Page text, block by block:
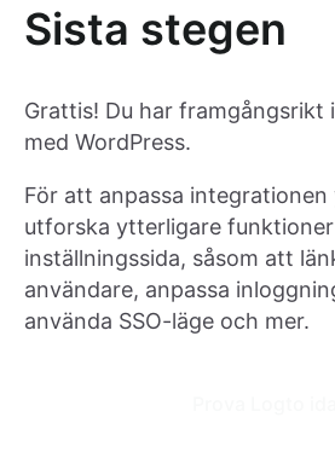
Sista stegen
Grattis! Du har framgångsrikt
med WordPress.
För att anpassa
utforska ytterligare
inställningssida, såsom att
användare, anpassa
använda SSO-läge och mer.